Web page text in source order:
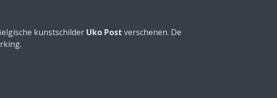
kunstschilder Uko Post verschenen. De